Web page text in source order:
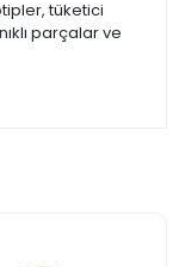
tüketici
parçalar ve